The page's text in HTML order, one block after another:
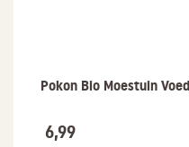
Pokon Bio Moestuin
6,99